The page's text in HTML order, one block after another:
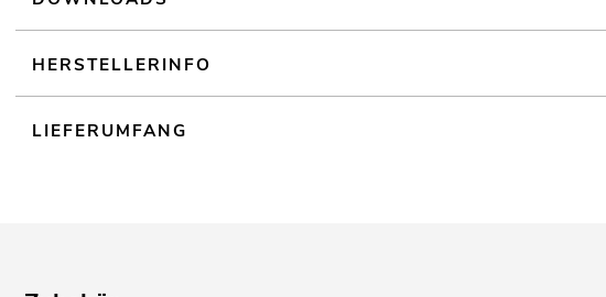
HERSTELLERINFO
LIEFERUMFANG